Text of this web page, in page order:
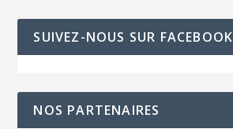
SUIVEZ-NOUS SUR FACEBOOK
NOS PARTENAIRES